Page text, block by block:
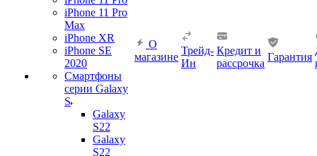
iPhone 11 Pro
Max
iPhone XR
iPhone SE
2020
Смартфоны
серии Galaxy
S
Galaxy
S22
Galaxy
S22
О
магазине
Трейд-
Ин
Кредит и
рассрочка
Гарантия